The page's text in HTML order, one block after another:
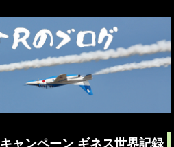
ャンペーン ギネス世界記録